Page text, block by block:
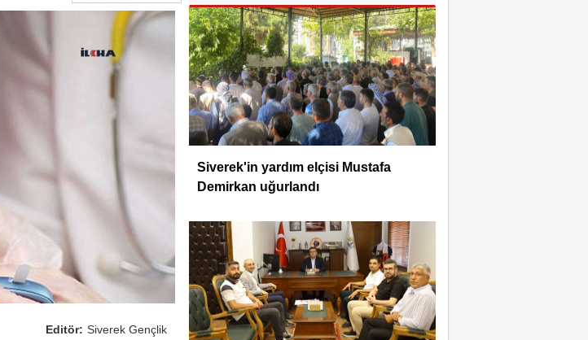
Editör: Siverek Gençlik
Siverek'in yardım elçisi Mustafa
Demirkan uğurlandı